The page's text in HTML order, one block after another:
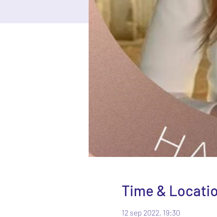
Time &
12 sep 2022, 19:30